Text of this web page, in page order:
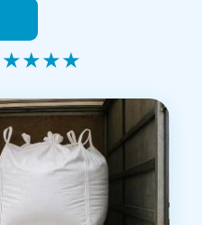
★★★★